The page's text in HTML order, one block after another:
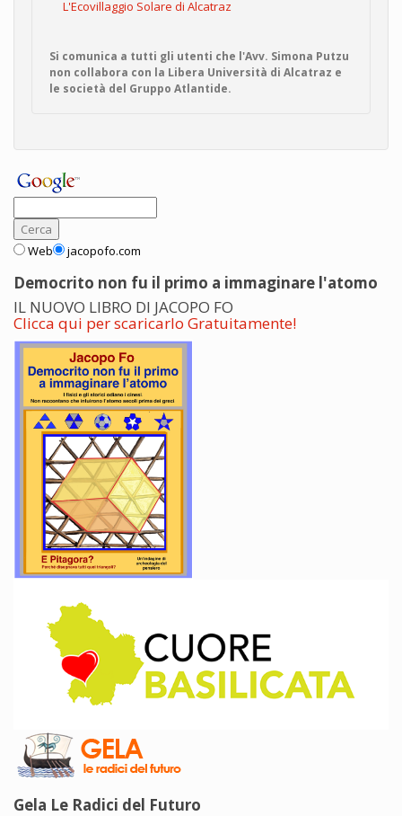
L'Ecovillaggio Solare di Alcatraz
Si comunica a tutti gli utenti che l'Avv. Simona Putzu
non collabora con la Libera Università di Alcatraz e
le società del Gruppo Atlantide.
Web jacopofo.com
Democrito non fu il primo a immaginare l'atomo
IL NUOVO LIBRO DI JACOPO FO
Clicca qui per scaricarlo Gratuitamente!
Gela Le Radici del Futuro